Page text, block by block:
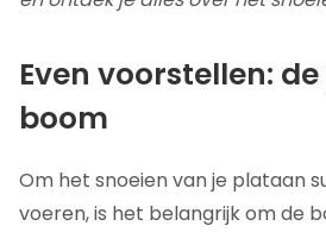
Even voorstellen:
boom
Om het snoeien van je plataan
voeren, is het belangrijk om de